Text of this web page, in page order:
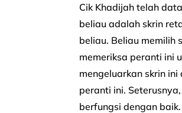
Cik Khadijah telah
beliau adalah skrin
beliau. Beliau memilih
memeriksa peranti ini
mengeluarkan skrin
peranti ini.
berfungsi dengan